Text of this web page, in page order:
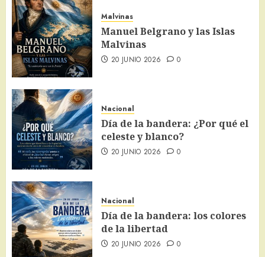
Malvinas
Manuel Belgrano y las Islas
Malvinas
20 JUNIO 2026 0
Nacional
Día de la bandera: ¿Por qué el
celeste y blanco?
20 JUNIO 2026 0
Nacional
Día de la bandera: los colores
de la libertad
20 JUNIO 2026 0